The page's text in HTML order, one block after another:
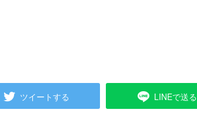
ツイートする LINEで送る